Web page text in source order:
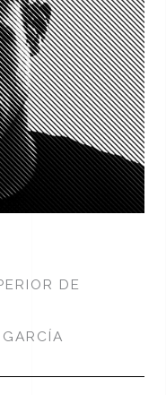
DE